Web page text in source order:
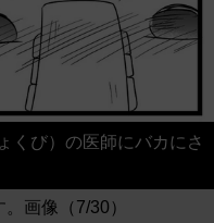
くび）の医師にバカにさ
画像（7/30）